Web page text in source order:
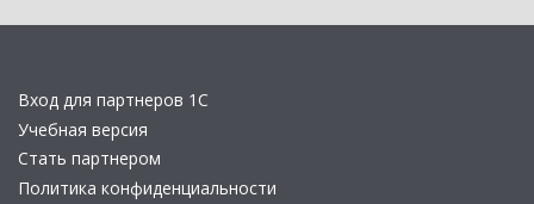
Вход для партнеров 1С
Учебная версия
Стать партнером
Политика конфиденциальности